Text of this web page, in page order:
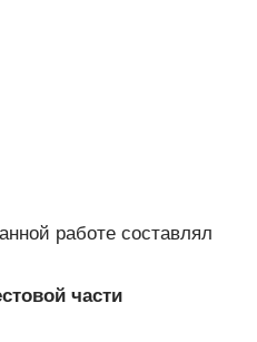
работе составлял
части